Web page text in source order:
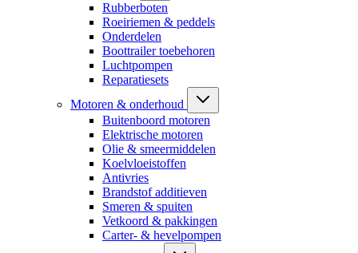
Rubberboten
Roeiriemen & peddels
Onderdelen
Boottrailer toebehoren
Luchtpompen
Reparatiesets
Motoren & onderhoud
Buitenboord motoren
Elektrische motoren
Olie & smeermiddelen
Koelvloeistoffen
Antivries
Brandstof additieven
Smeren & spuiten
Vetkoord & pakkingen
Carter- & hevelpompen